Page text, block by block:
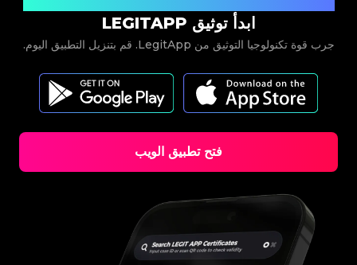
ابدأ توثيق LEGITAPP
جرب قوة تكنولوجيا التوثيق من LegitApp. قم بتنزيل التطبيق اليوم.
فتح تطبيق الويب